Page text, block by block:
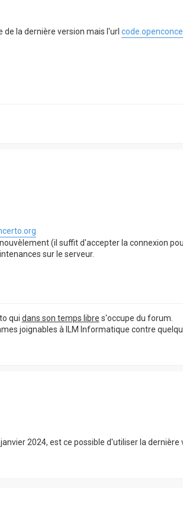
de la dernière version mais l'url
(il suffit d'accepter la connexion
sur le serveur.
qui dans son temps libre s'occupe du forum.
joignables à ILM Informatique contre
2024, est ce possible d'utiliser la dernière